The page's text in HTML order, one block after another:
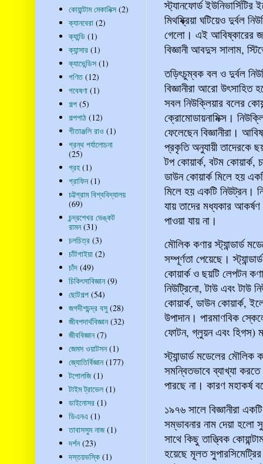
স্ট্যানফোর্ড
মিথষ্ক্রিয়া ঘটিয়েও দুর্বল
গেলো। এই আবিষ্কারের
বিজ্ঞানী আবদুস সালাম,
তড়িৎচুম্বক বল ও দুর্বল
বিজ্ঞানীরা আরো উৎসাহিত
সবল নিউক্লিয়ার বলের
ক্রোমোডায়নামিক্স।
ফেলেছেন বিজ্ঞানীরা।
প্রকৃতি অনুযায়ী তাদেরকে
টপ কোয়ার্ক, বটম কোয়ার্ক,
ডাউন কোয়ার্ক মিলে হয়
মিলে হয় একটি নিউট্রন।
যায় তাদের মধ্যকার
পাওয়া যায় না।
মৌলিক কণার স্ট্যান্ডার্ড
সম্পূর্ণতা পেয়েছে।
কোয়ার্ক ও ছয়টি লেপটন
নিউট্রিনো, টাউ এবং টাউ
কোয়ার্ক, ডাউন কোয়ার্ক,
উপাদান। পারমাণবিক
ফোটন, গ্লুয়ন এবং হিগস)
স্ট্যান্ডার্ড মডেলের
সমন্বিতভাবে ব্যাখ্যা
পারছে না। কারণ মহাকর্ষ
১৯৭৬ সালে বিজ্ঞানীরা
সম্ভাবনার নাম দেয়া হলো
সাথে কিছু তাত্ত্বিক
হয়েছে মূলত সুপারসিমেট্রির
কোয়ান্টাম মেকানিক্স (2)
ক্যানবেরা (2)
ক্যান্ডি (1)
ক্যান্সার (1)
ক্যাভেন্ডিস (1)
গণিত (12)
গবেষণা (1)
গল্প (5)
গল্পপাঠ (12)
গীতাঞ্জলি রাও (1)
গ্রন্থ পর্যালোচনা
(25)
গ্রহ (1)
গ্রাফিন (1)
চট্টগ্রাম বিশ্ববিদ্যালয়
(69)
চন্দ্রশেখর ভেঙ্কট
রামন (31)
চলচিত্র (3)
চাঁটগাইয়া (2)
চাঁদ (49)
চিকিৎসাবিজ্ঞান (9)
ছোটগল্প (54)
জগদীশচন্দ্র বসু (28)
জীবপদার্থবিজ্ঞান (32)
জীববিজ্ঞান (7)
জেমস ওয়াটসন (1)
জ্যোতির্বিজ্ঞান (177)
টপোলজি (1)
টাইম ট্রাভেল (1)
ডাইনোসর (1)
ডিএনএ (1)
তাবাসসুম নাজ (1)
দর্শন (23)
দস্তয়ভস্কি (1)